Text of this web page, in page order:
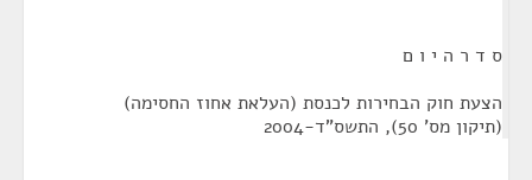
ס ד ר ה י ו ם
הצעת חוק הבחירות לכנסת (העלאת אחוז החסימה)
(תיקון מס' 50), התשס"ד-2004